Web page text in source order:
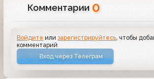
Комментарии 0
Войдите илизарегистрируйтесь , чтобы
комментарий
Вход через Телеграм